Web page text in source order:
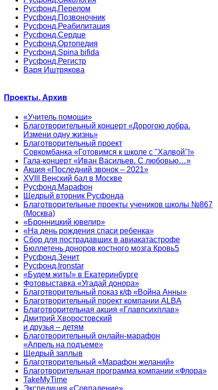
Русфонд.Перелом
Русфонд.Позвоночник
Русфонд.Реабилитация
Русфонд.Сердце
Русфонд.Ортопедия
Русфонд.Spina bifida
Русфонд.Регистр
Варя Иштрякова
Проекты. Архив
«Учитель помощи»
Благотворительный концерт «Дорогою добра.
Измени одну жизнь»
Благотворительный проект
Совкомбанка «Готовимся к школе с "Халвой"!»
Гала-концерт «Иван Васильев. С любовью…»
Акция «Последний звонок – 2021»
XVIII Венский бал в Москве
Русфонд.Марафон
Щедрый вторник Русфонда
Благотворительные проекты учеников школы №867
(Москва)
«Бронницкий ювелир»
«На день рождения спаси ребенка»
Сбор для пострадавших в авиакатастрофе
Бюллетень доноров костного мозга Кровь5
Русфонд.Зенит
Русфонд.Ironstar
«Будем жить!» в Екатеринбурге
Фотовыставка «Угадай донора»
Благотворительный показ к/ф «Война Анны»
Благотворительный проект компании ALBA
Благотворительная акция «Главпсихплав»
Дмитрий Хворостовский
и друзья – детям
Благотворительный онлайн‑марафон
«Апрель на подъеме»
Щедрый заплыв
Благотворительный «Марафон желаний»
Благотворительная программа компании «Флора»
TakeMyTime
Экспедиция «Совпадение»